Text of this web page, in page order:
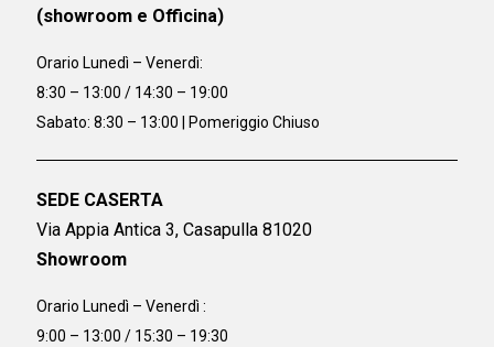
(showroom e Officina)
Orario Lunedì – Venerdì:
8:30 – 13:00 / 14:30 – 19:00
Sabato: 8:30 – 13:00 | Pomeriggio Chiuso
SEDE CASERTA
Via Appia Antica 3, Casapulla 81020
Showroom
Orario Lunedì – Venerdì :
9:00 – 13:00 / 15:30 – 19:30